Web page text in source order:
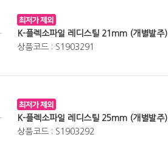
K-플렉소파일 레디스틸 21mm (개별발주)
상품코드 : S1903291
K-플렉소파일 레디스틸 25mm (개별발주)
상품코드 : S1903292